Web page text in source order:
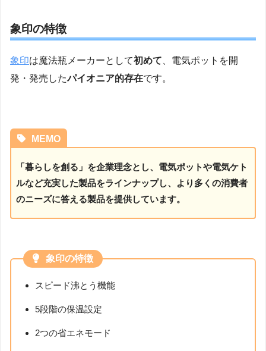
象印の特徴
象印は魔法瓶メーカーとして初めて 、電気ポットを開
発・発売したパイオニア的存在です。
MEMO
「暮らしを創る」を企業理念とし、電気ポットや電気ケト
ルなど充実した製品をラインナップし、より多くの消費者
のニーズに答える製品を提供しています。
象印の特徴
スピード沸とう機能
5段階の保温設定
2つの省エネモード